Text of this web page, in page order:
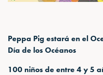
Peppa Pig estará en el
Día de los Océanos
100 niños de entre 4 y 5